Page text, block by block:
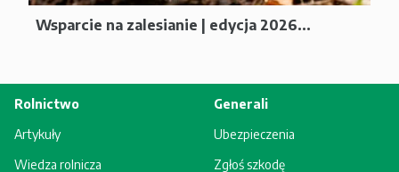
Wsparcie na zalesianie | edycja 2026...
Rolnictwo
Artykuły
Wiedza rolnicza
Generali
Ubezpieczenia
Zgłoś szkodę